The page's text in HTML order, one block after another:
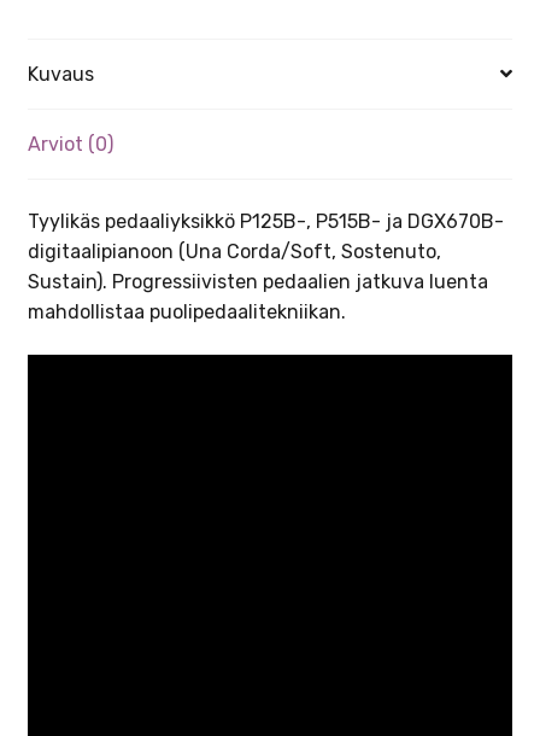
Kuvaus
Arviot (0)
Tyylikäs pedaaliyksikkö P125B-, P515B- ja DGX670B-
digitaalipianoon (Una Corda/Soft, Sostenuto,
Sustain). Progressiivisten pedaalien jatkuva luenta
mahdollistaa puolipedaalitekniikan.